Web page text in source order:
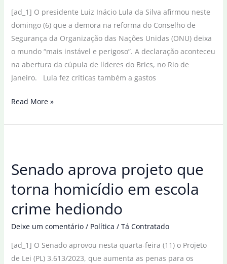
cargo
[ad_1] O presidente Luiz Inácio Lula da Silva afirmou neste
domingo (6) que a demora na reforma do Conselho de
Segurança da Organização das Nações Unidas (ONU) deixa
o mundo “mais instável e perigoso”. A declaração aconteceu
na abertura da cúpula de líderes do Brics, no Rio de
Janeiro. Lula fez críticas também a gastos
Adiar
na
mundo
perigoso,
diz
no
Brics
Read More »
Senado aprova projeto que
torna homicídio em escola
crime hediondo
Deixe um comentário / Política / Tá Contratado
[ad_1] O Senado aprovou nesta quarta-feira (11) o Projeto
de Lei (PL) 3.613/2023, que aumenta as penas para os